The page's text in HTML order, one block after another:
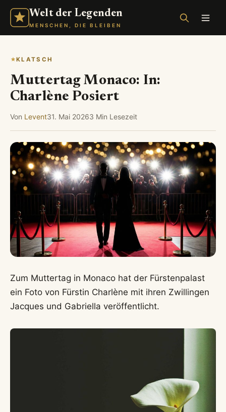
Welt der Legenden
MENSCHEN, DIE BLEIBEN
KLATSCH
Muttertag Monaco: In:
Charlène Posiert
Von Levent31. Mai 20263 Min Lesezeit
Zum Muttertag in Monaco hat der Fürstenpalast
ein Foto von Fürstin Charlène mit ihren Zwillingen
Jacques und Gabriella veröffentlicht.